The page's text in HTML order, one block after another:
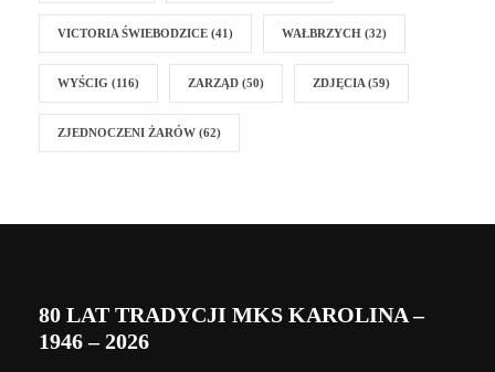
VICTORIA ŚWIEBODZICE (41) WAŁBRZYCH (32)
WYŚCIG (116) ZARZĄD (50) ZDJĘCIA (59)
ZJEDNOCZENI ŻARÓW (62)
80 LAT TRADYCJI MKS KAROLINA –
1946 – 2026